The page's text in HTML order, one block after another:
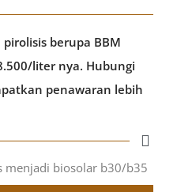
berupa BBM
liter nya. Hubungi
penawaran lebih